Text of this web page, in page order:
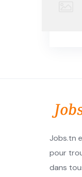
Jobs.tn
pour
dans